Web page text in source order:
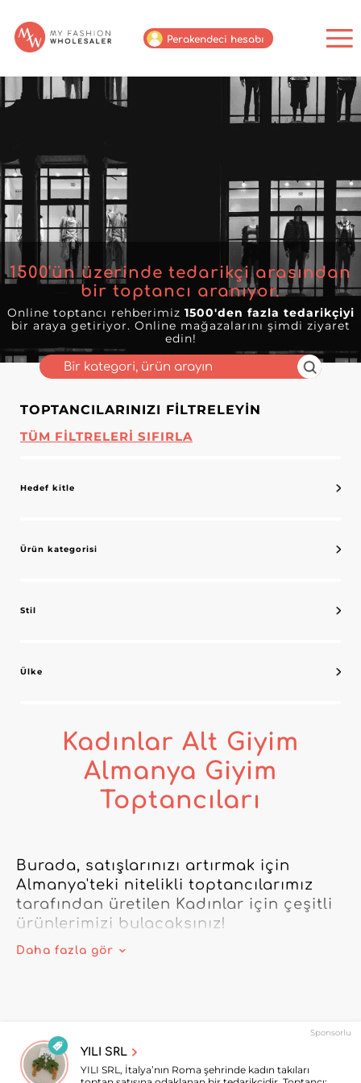
Perakendeci hesabı
1500'ün üzerinde tedarikçi arasından
bir toptancı aranıyor.
Online toptancı rehberimiz 1500'den fazla tedarikçiyi
bir araya getiriyor. Online mağazalarını şimdi ziyaret
edin!
TOPTANCILARINIZI FILTRELEYIN
TÜM FILTRELERI SIFIRLA
Hedef kitle
Ürün kategorisi
Stil
Ülke
Kadınlar Alt Giyim
Almanya Giyim
Toptancıları
Burada, satışlarınızı artırmak için
Almanya'teki nitelikli toptancılarımız
tarafından üretilen Kadınlar için çeşitli
ürünlerimizi bulacaksınız!
s3'te bulunan toptancılarımız size
modaya uygun ürünlere kadar, çevrimiçi
kataloğumuz her zevke ve duruma
uygun çeşitli seçenekler sunar.
Daha fazla gör
Sponsorlu
YILI SRL
YILI SRL, İtalya’nın Roma şehrinde kadın takıları